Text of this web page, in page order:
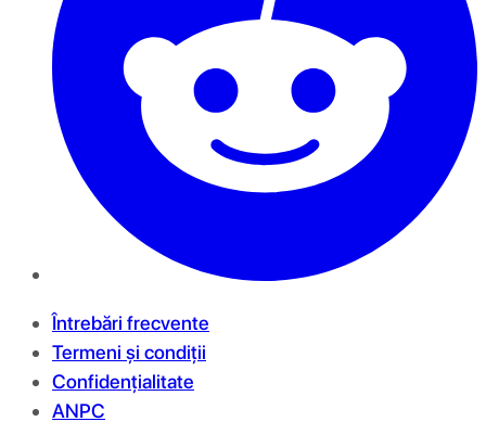
Întrebări frecvente
Termeni și condiții
Confidențialitate
ANPC